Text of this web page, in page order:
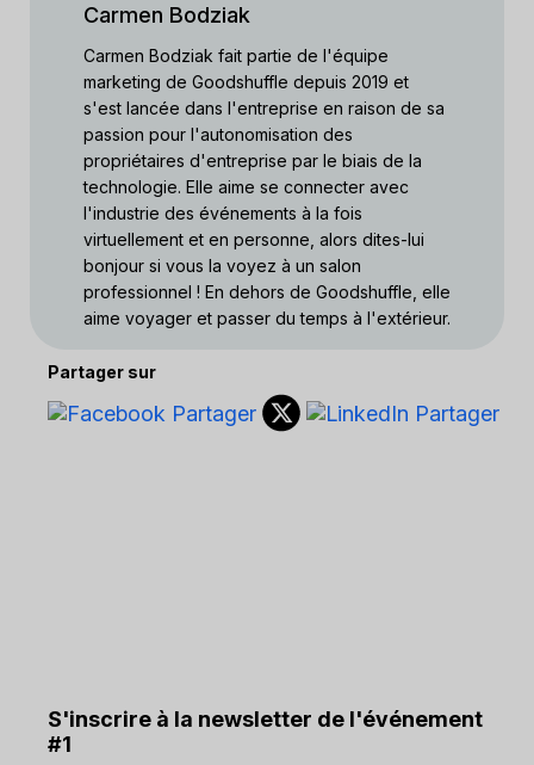
Carmen Bodziak
Carmen Bodziak fait partie de l'équipe
marketing de Goodshuffle depuis 2019 et
s'est lancée dans l'entreprise en raison de sa
passion pour l'autonomisation des
propriétaires d'entreprise par le biais de la
technologie. Elle aime se connecter avec
l'industrie des événements à la fois
virtuellement et en personne, alors dites-lui
bonjour si vous la voyez à un salon
professionnel ! En dehors de Goodshuffle, elle
aime voyager et passer du temps à l'extérieur.
Partager sur
S'inscrire à la newsletter de l'événement
#1